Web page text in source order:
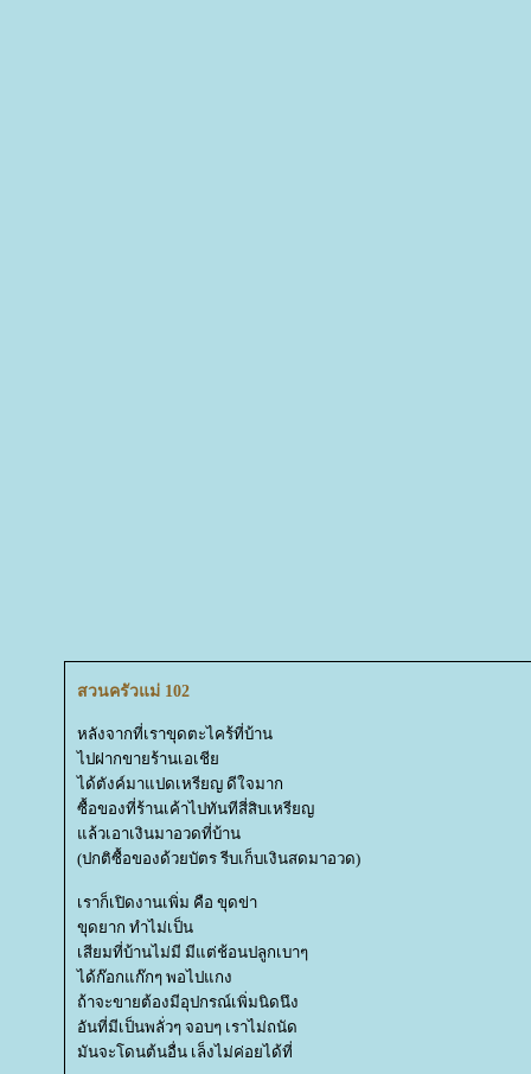
สวนครัวแม่ 102
หลังจากที่เราขุดตะไคร้ที่บ้าน
ไปฝากขายร้านเอเชี
ได้ตังค์มาแปดเหรียญ ดีใจมาก
ซื้อของที่ร้านเค้าไปทันทีสี่สิบเหรียญ
ล้วเอาเงินมาอวดที่บ้าน
(ปกติซื้อของด้วยบัตร รีบเก็บเงินสดมาอวด)
เราก็เปิดงานเพิ่ม คือ ขุดข่า
ขุดยาก ทำไม่เป็น
เสียมที่บ้านไม่มี มีแต่ช้อนปลูกเบาๆ
ได้ก๊อกแก๊กๆ พอไปแกง
ถ้าจะขายต้องมีอุปกรณ์เพิ่มนิดนึง
อันที่มีเป็นพลั่วๆ จอบๆ เราไม่ถนัด
มันจะโดนต้นอื่น เล็งไม่ค่อยได้ที่